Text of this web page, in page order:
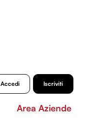
Accedi Iscriviti
Area Aziende